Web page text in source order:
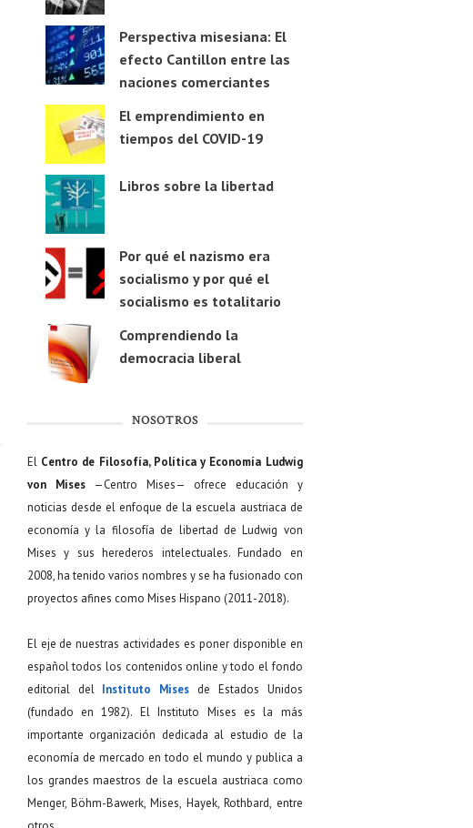
Perspectiva misesiana: El
efecto Cantillon entre las
naciones comerciantes
El emprendimiento en
tiempos del COVID-19
Libros sobre la libertad
Por qué el nazismo era
socialismo y por qué el
socialismo es totalitario
Comprendiendo la
democracia liberal
NOSOTROS
El Centro de Filosofía, Política y Economía Ludwig
von Mises—Centro Mises— ofrece educación y
noticias desde el enfoque de la escuela austriaca de
economía y la filosofía de libertad de Ludwig von
Mises y sus herederos intelectuales. Fundado en
2008, ha tenido varios nombres y se ha fusionado con
proyectos afines como Mises Hispano (2011-2018).
El eje de nuestras actividades es poner disponible en
español todos los contenidos online y todo el fondo
editorial del Instituto Mises de Estados Unidos
(fundado en 1982). El Instituto Mises es la más
importante organización dedicada al estudio de la
economía de mercado en todo el mundo y publica a
los grandes maestros de la escuela austriaca como
Menger, Böhm-Bawerk, Mises, Hayek, Rothbard, entre